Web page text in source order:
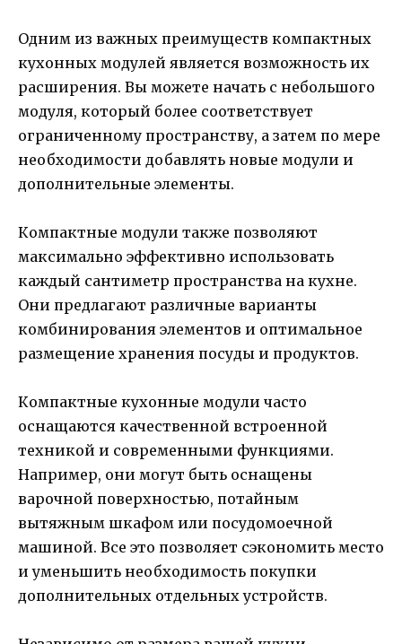
Одним из важных преимуществ компактных
кухонных модулей является возможность их
расширения. Вы можете начать с небольшого
модуля, который более соответствует
ограниченному пространству, а затем по мере
необходимости добавлять новые модули и
дополнительные элементы.
Компактные модули также позволяют
максимально эффективно использовать
каждый сантиметр пространства на кухне.
Они предлагают различные варианты
комбинирования элементов и оптимальное
размещение хранения посуды и продуктов.
Компактные кухонные модули часто
оснащаются качественной встроенной
техникой и современными функциями.
Например, они могут быть оснащены
варочной поверхностью, потайным
вытяжным шкафом или посудомоечной
машиной. Все это позволяет сэкономить место
и уменьшить необходимость покупки
дополнительных отдельных устройств.